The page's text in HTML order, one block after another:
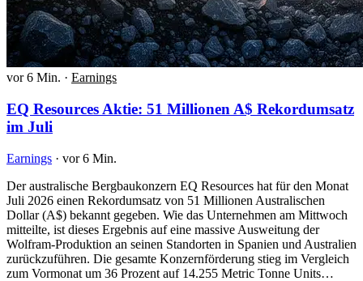
vor 6 Min. · Earnings
EQ Resources Aktie: 51 Millionen A$ Rekordumsatz
im Juli
Earnings · vor 6 Min.
Der australische Bergbaukonzern EQ Resources hat für den Monat
Juli 2026 einen Rekordumsatz von 51 Millionen Australischen
Dollar (A$) bekannt gegeben. Wie das Unternehmen am Mittwoch
mitteilte, ist dieses Ergebnis auf eine massive Ausweitung der
Wolfram-Produktion an seinen Standorten in Spanien und Australien
zurückzuführen. Die gesamte Konzernförderung stieg im Vergleich
zum Vormonat um 36 Prozent auf 14.255 Metric Tonne Units…